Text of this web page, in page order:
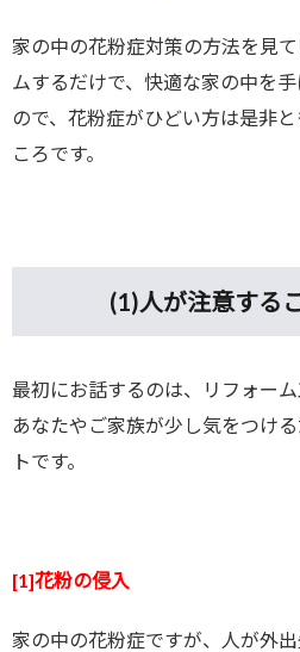
家の中の花粉症対策の方法を見
ムするだけで、快適な家の中を
ので、花粉症がひどい方は是非
ころです。
(1)人が注意する
最初にお話するのは、リフォー
あなたやご家族が少し気をつけ
トです。
[1]花粉の侵入
家の中の花粉症ですが、人が外出